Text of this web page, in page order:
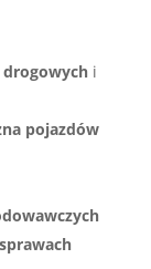
i
pojazdów